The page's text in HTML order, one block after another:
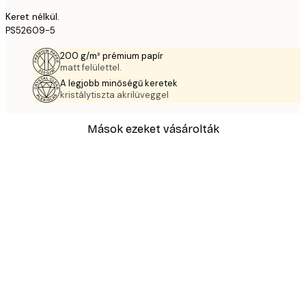
Keret nélkül.
PS52609-5
200 g/m² prémium papír
matt felülettel.
A legjobb minőségű keretek
kristálytiszta akrilüveggel
Mások ezeket vásárolták